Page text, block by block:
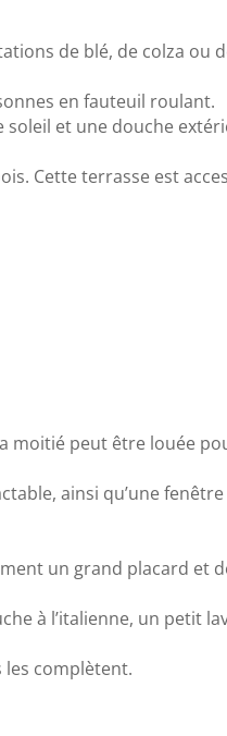
de blé, de colza ou
en fauteuil roulant.
et une douche
Cette terrasse est
moitié peut être louée
ainsi qu’une
un grand placard et
à l’italienne, un petit
complètent.